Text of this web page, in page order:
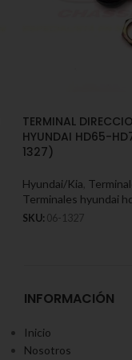
TERMINAL
HYUNDAI HD65-
1327)
Hyundai/Kia
Terminales hyundai
SKU: 06-1327
INFORMACIÓN
Inicio
Nosotros